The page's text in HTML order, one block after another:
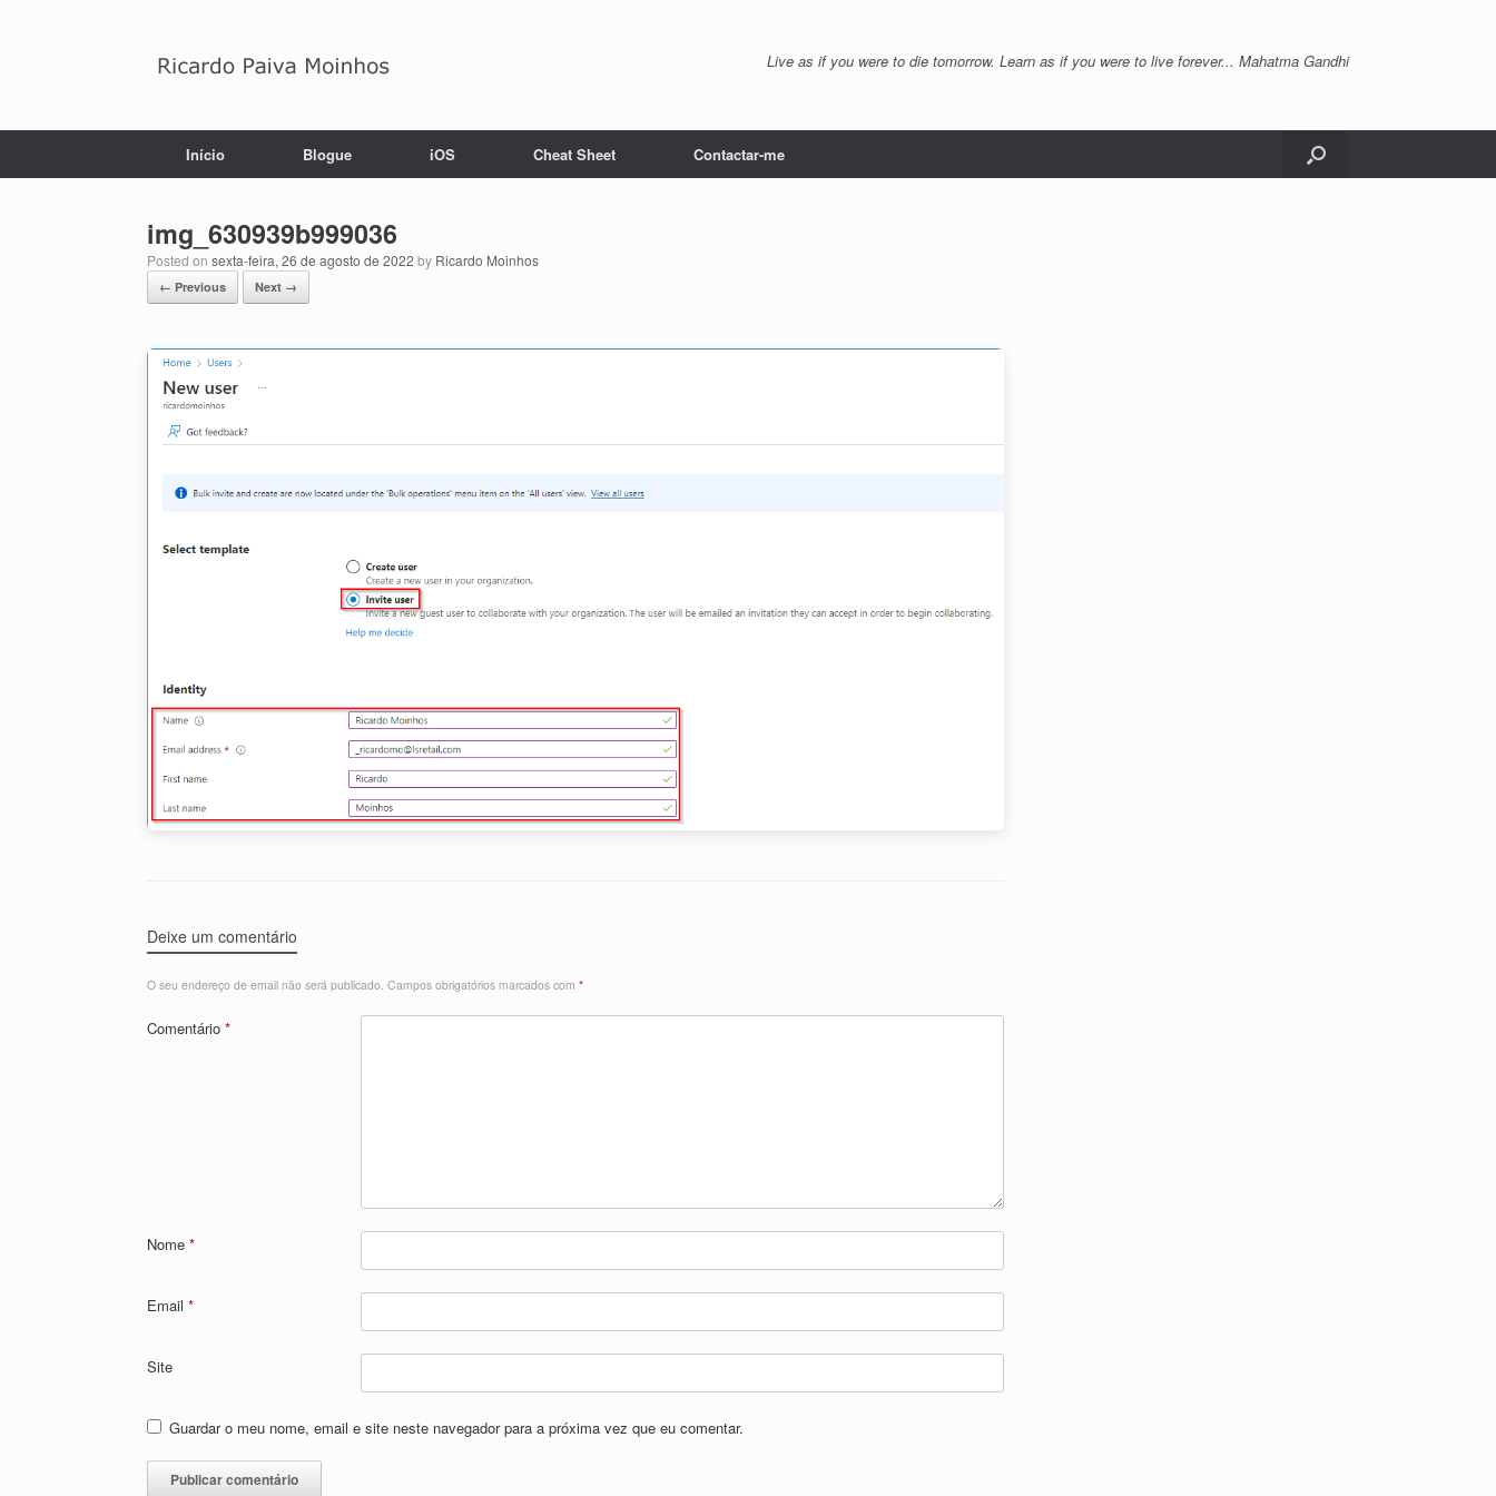
Live as if you were to die tomorrow. Learn as if you were to live forever... Mahatma Gandhi
Início Blogue iOS Cheat Sheet Contactar-me
img_630939b999036
Posted on sexta-feira, 26 de agosto de 2022 by Ricardo Moinhos
← Previous Next →
Deixe um comentário
O seu endereço de email não será publicado. Campos obrigatórios marcados com *
Comentário *
Nome *
Email *
Site
Guardar o meu nome, email e site neste navegador para a próxima vez que eu comentar.